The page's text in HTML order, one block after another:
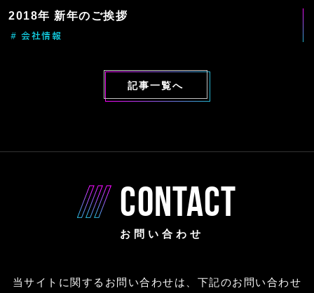
2018年 新年のご挨拶
# 会社情報
記事一覧へ
CONTACT
お問い合わせ
当サイトに関するお問い合わせは、下記のお問い合わせ